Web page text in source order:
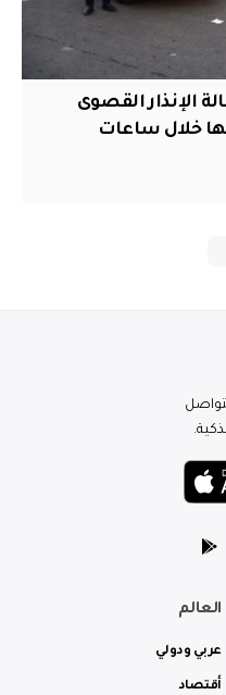
الإنذار القصوى
خلال ساعات
العالم
عربي ودولي
أقتصاد